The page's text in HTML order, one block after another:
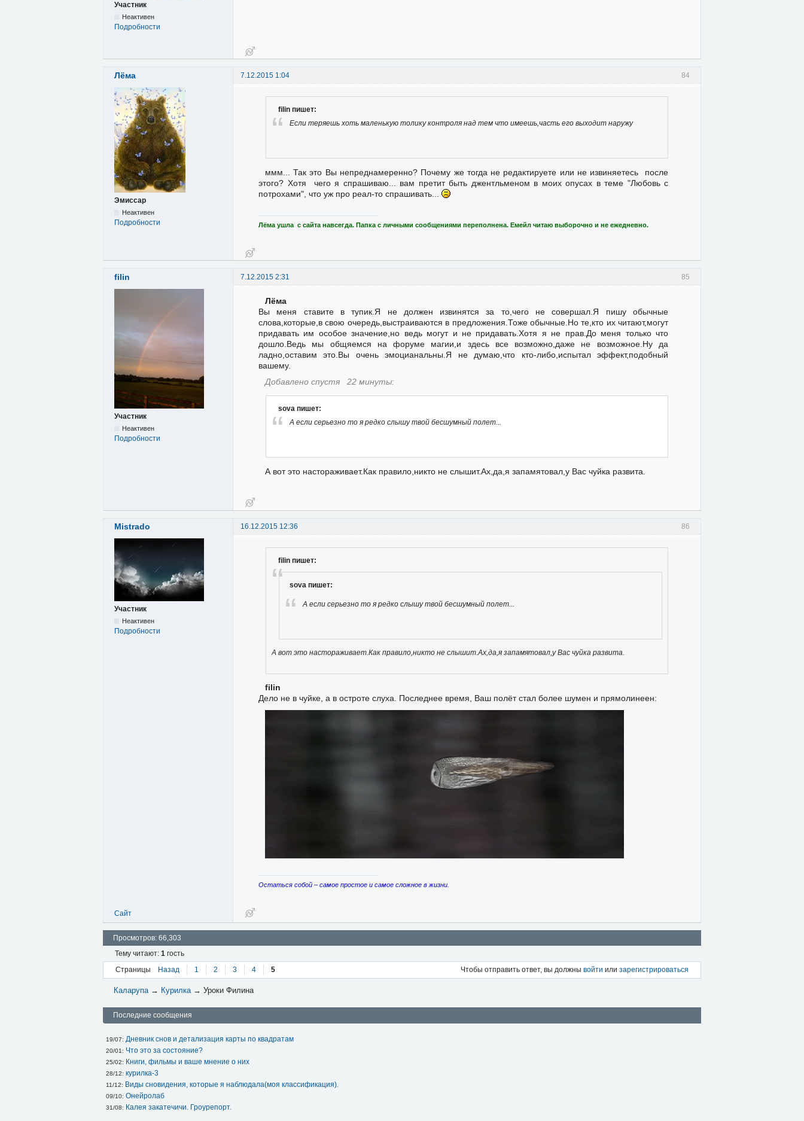
Участник
Неактивен
Подробности
84
Лёма 7.12.2015 1:04
Эмиссар
Неактивен
Подробности
filin пишет:
Если теряешь хоть маленькую толику контроля над тем что имеешь,часть его выходит наружу
ммм... Так это Вы непреднамеренно? Почему же тогда не редактируете или не извиняетесь после
этого? Хотя чего я спрашиваю... вам претит быть джентльменом в моих опусах в теме "Любовь с
потрохами", что уж про реал-то спрашивать...
Лёма ушла с сайта навсегда. Папка с личными сообщениями переполнена. Емейл читаю выборочно и не ежедневно.
85
filin 7.12.2015 2:31
Участник
Неактивен
Подробности
Лёма
Вы меня ставите в тупик.Я не должен извинятся за то,чего не совершал.Я пишу обычные
слова,которые,в свою очередь,выстраиваются в предложения.Тоже обычные.Но те,кто их читают,могут
придавать им особое значение,но ведь могут и не придавать.Хотя я не прав.До меня только что
дошло.Ведь мы общяемся на форуме магии,и здесь все возможно,даже не возможное.Ну да
ладно,оставим это.Вы очень эмоцианальны.Я не думаю,что кто-либо,испытал эффект,подобный
вашему.
Добавлено спустя 22 минуты:
sova пишет:
А если серьезно то я редко слышу твой бесшумный полет...
А вот это настораживает.Как правило,никто не слышит.Ах,да,я запамятовал,у Вас чуйка развита.
86
Mistrado 16.12.2015 12:36
Участник
Неактивен
Подробности
filin пишет:
sova пишет:
А если серьезно то я редко слышу твой бесшумный полет...
А вот это настораживает.Как правило,никто не слышит.Ах,да,я запамятовал,у Вас чуйка развита.
filin
Дело не в чуйке, а в остроте слуха. Последнее время, Ваш полёт стал более шумен и прямолинеен:
Остаться собой – самое простое и самое сложное в жизни.
Сайт
Просмотров: 66,303
Тему читают: 1 гость
Страницы
Назад 1 2 3 4 5 Чтобы отправить ответ, вы должны войти или зарегистрироваться
Каларупа → Курилка →Уроки Филина
Последние сообщения
19/07: Дневник снов и детализация карты по квадратам
20/01: Что это за состояние?
25/02: Книги, фильмы и ваше мнение о них
28/12: курилка-3
11/12: Виды сновидения, которые я наблюдала(моя классификация).
09/10: Онейролаб
31/08: Калея закатечичи. Гроурепорт.